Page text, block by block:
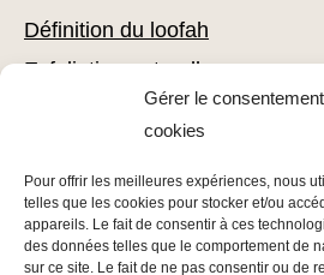
Gérer le
cookies
Pour offrir les meilleures expériences, nous
telles que les cookies pour stocker et/ou
appareils. Le fait de consentir à ces
des données telles que le comportement de
sur ce site. Le fait de ne pas consentir ou de
Définition du loofah
Exfoliation naturelle
Comment utiliser du loofah
Conseils pour l’épilation
Conseils pour soigner votre